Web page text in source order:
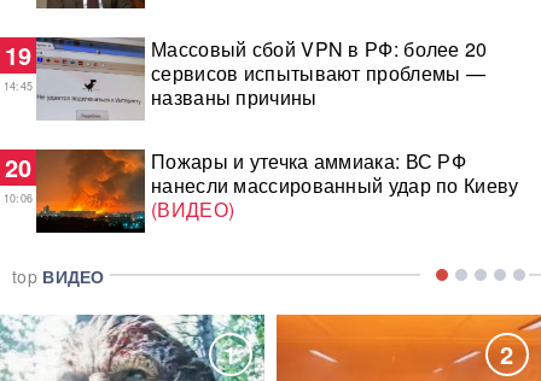
19
14:45
Массовый сбой VPN в РФ: более 20
сервисов испытывают проблемы —
названы причины
20
10:06
Пожары и утечка аммиака: ВС РФ
нанесли массированный удар по Киеву
(ВИДЕО)
top ВИДЕО
1 2